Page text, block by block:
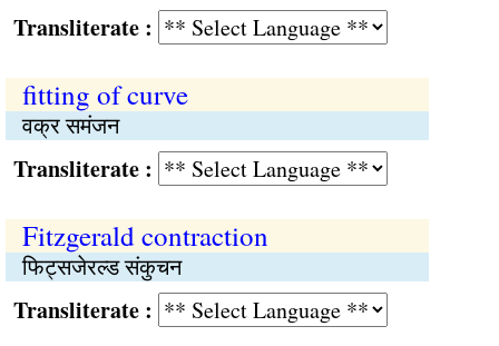
:
fitting of curve
वक्र समंजन
:
Fitzgerald contraction
फिट्सजेरल्ड संकुचन
: